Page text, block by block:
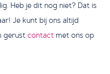
Heb je dit nog niet? Dat is
Je kunt bij ons altijd
gerust contact met ons op